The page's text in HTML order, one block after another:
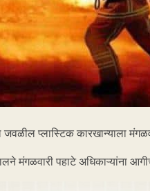
जवळील प्लास्टिक कारखान्याला
मंगळवारी पहाटे अधिकाऱ्यांना